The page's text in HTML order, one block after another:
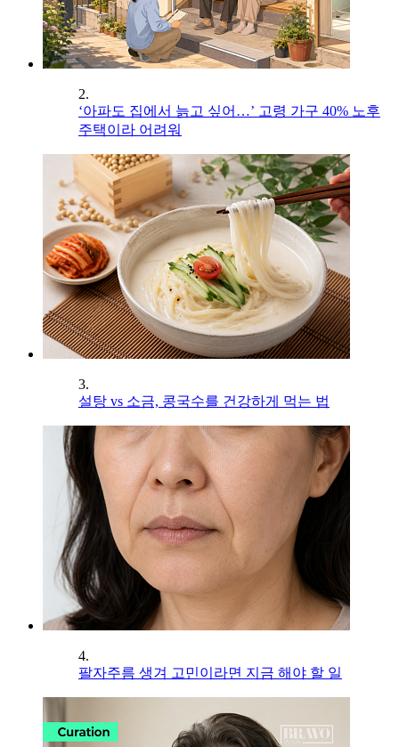
2.
‘아파도 집에서 늙고 싶어…’ 고령 가구 40% 노후
주택이라 어려워
3.
설탕 vs 소금, 콩국수를 건강하게 먹는 법
4.
팔자주름 생겨 고민이라면 지금 해야 할 일